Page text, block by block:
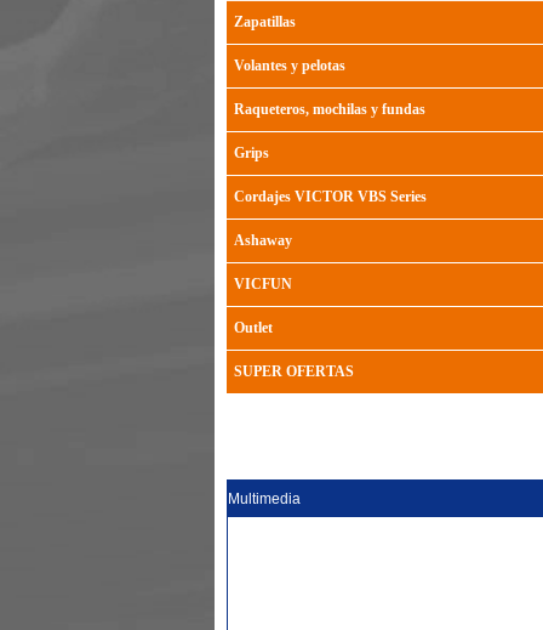
Zapatillas
Volantes y pelotas
Raqueteros, mochilas y fundas
Grips
Cordajes VICTOR VBS Series
Ashaway
VICFUN
Outlet
SUPER OFERTAS
Multimedia